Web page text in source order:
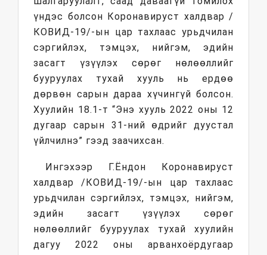
үндэс болсон Коронавируст халдвар /
КОВИД-19/-ын цар тахлаас урьдчилан
сэргийлэх, тэмцэх, нийгэм, эдийн
засагт үзүүлэх сөрөг нөлөөллийг
бууруулах тухай хууль нь ердөө
дөрвөн сарын дараа хүчингүй болсон.
Хуулийн 18.1-т “Энэ хууль 2022 оны 12
дугаар сарын 31-ний өдрийг дуустал
үйлчилнэ” гээд заачихсан.
Ингэхээр Г.Ёндон Коронавируст
халдвар /КОВИД-19/-ын цар тахлаас
урьдчилан сэргийлэх, тэмцэх, нийгэм,
эдийн засагт үзүүлэх сөрөг
нөлөөллийг бууруулах тухай хуулийн
дагуу 2022 оны арванхоёрдугаар